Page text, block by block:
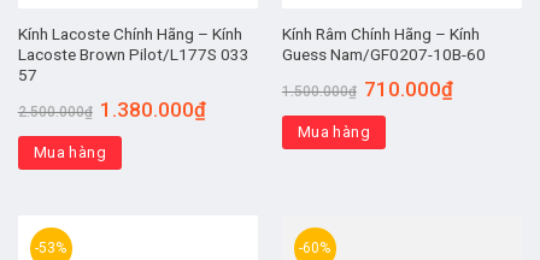
Kính Lacoste Chính Hãng – Kính
Lacoste Brown Pilot/L177S 033
57
2.500.000₫ 1.380.000₫
Mua hàng
Kính Râm Chính Hãng – Kính
Guess Nam/GF0207-10B-60
1.500.000₫ 710.000₫
Mua hàng
-53% -60%